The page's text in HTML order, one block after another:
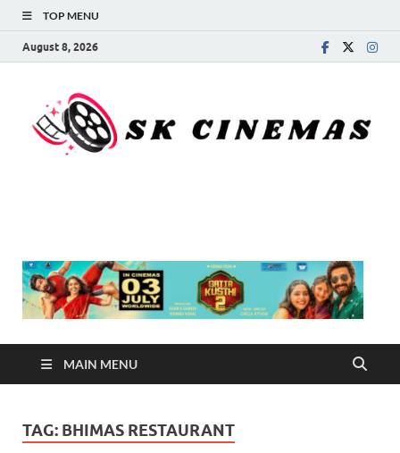
TOP MENU
August 8, 2026
MAIN MENU
TAG: BHIMAS RESTAURANT